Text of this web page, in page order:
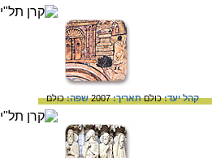
קהל יעד:כולםתאריך:2007 שפה:כולם